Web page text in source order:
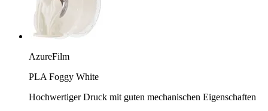
AzureFilm
PLA Foggy White
Hochwertiger Druck mit guten mechanischen Eigenschaften